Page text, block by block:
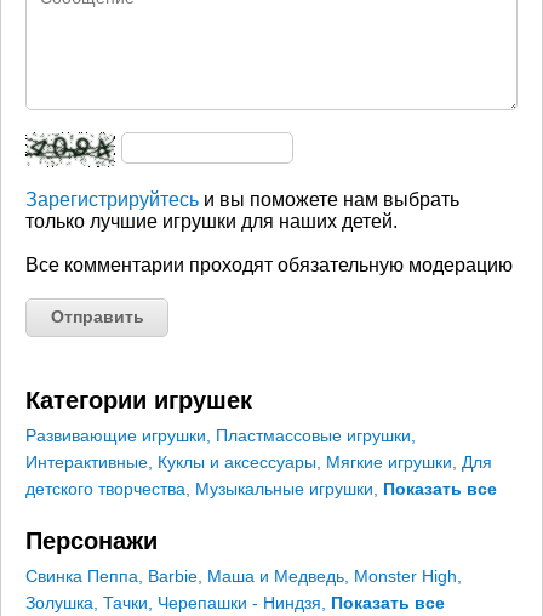
Зарегистрируйтесь и вы поможете нам выбрать
только лучшие игрушки для наших детей.
Все комментарии проходят обязательную модерацию
Категории игрушек
Развивающие игрушки Пластмассовые игрушки
Интерактивные Куклы и аксессуары Мягкие игрушки
Для
детского творчества
Музыкальные игрушки Показать все
Персонажи
Свинка Пеппа Barbie Маша и Медведь Monster High
Золушка Тачки Черепашки - Ниндзя Показать все